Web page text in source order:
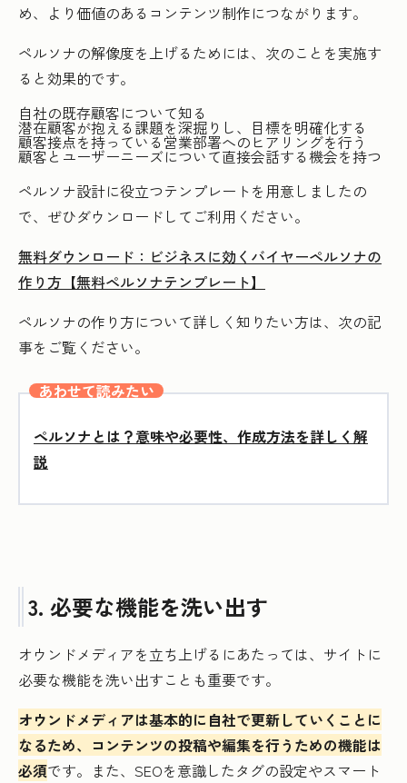
め、より価値のあるコンテンツ制作につながります。
ペルソナの解像度を上げるためには、次のことを実施す
ると効果的です。
自社の既存顧客について知る
潜在顧客が抱える課題を深掘りし、目標を明確化する
顧客接点を持っている営業部署へのヒアリングを行う
顧客とユーザーニーズについて直接会話する機会を持つ
ペルソナ設計に役立つテンプレートを用意しましたの
で、ぜひダウンロードしてご利用ください。
無料ダウンロード：ビジネスに効くバイヤーペルソナの
作り方【無料ペルソナテンプレート】
ペルソナの作り方について詳しく知りたい方は、次の記
事をご覧ください。
あわせて読みたい
ペルソナとは？意味や必要性、作成方法を詳しく解
説
3. 必要な機能を洗い出す
オウンドメディアを立ち上げるにあたっては、サイトに
必要な機能を洗い出すことも重要です。
オウンドメディアは基本的に自社で更新していくことに
なるため、コンテンツの投稿や編集を行うための機能は
必須です。また、SEOを意識したタグの設定やスマート